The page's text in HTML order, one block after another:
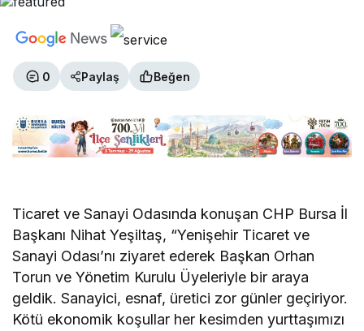
0 Paylaş Beğen
Ticaret ve Sanayi Odasında konuşan CHP Bursa İl
Başkanı Nihat Yeşiltaş, “Yenişehir Ticaret ve
Sanayi Odası’nı ziyaret ederek Başkan Orhan
Torun ve Yönetim Kurulu Üyeleriyle bir araya
geldik. Sanayici, esnaf, üretici zor günler geçiriyor.
Kötü ekonomik koşullar her kesimden yurttaşımızı